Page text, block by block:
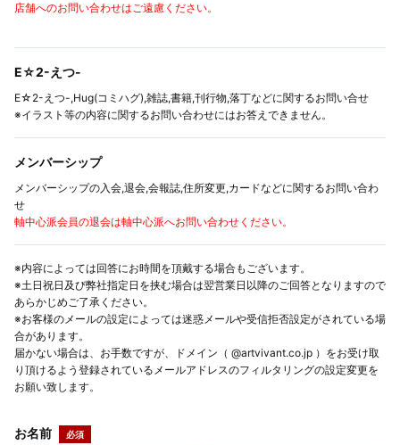
店舗へのお問い合わせはご遠慮ください。
E☆2-えつ-
E☆2-えつ-,Hug(コミハグ),雑誌,書籍,刊行物,落丁などに関するお問い合せ
※イラスト等の内容に関するお問い合わせにはお答えできません。
メンバーシップ
メンバーシップの入会,退会,会報誌,住所変更,カードなどに関するお問い合わ
せ
軸中心派会員の退会は軸中心派へお問い合わせください。
※内容によっては回答にお時間を頂戴する場合もございます。
※土日祝日及び弊社指定日を挟む場合は翌営業日以降のご回答となりますので
あらかじめご了承ください。
※お客様のメールの設定によっては迷惑メールや受信拒否設定がされている場
合があります。
届かない場合は、お手数ですが、ドメイン（ @artvivant.co.jp ）をお受け取
り頂けるよう登録されているメールアドレスのフィルタリングの設定変更を
お願い致します。
お名前